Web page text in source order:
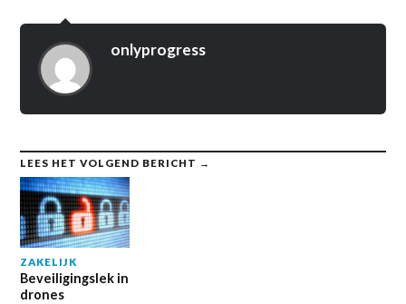
onlyprogress
LEES HET VOLGEND BERICHT →
ZAKELIJK
Beveiligingslek in
drones